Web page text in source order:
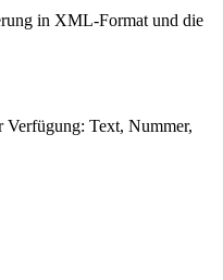
in XML-Format und die
Verfügung: Text, Nummer,